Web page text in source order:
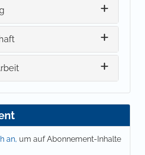
an, um auf Abonnement-Inhalte